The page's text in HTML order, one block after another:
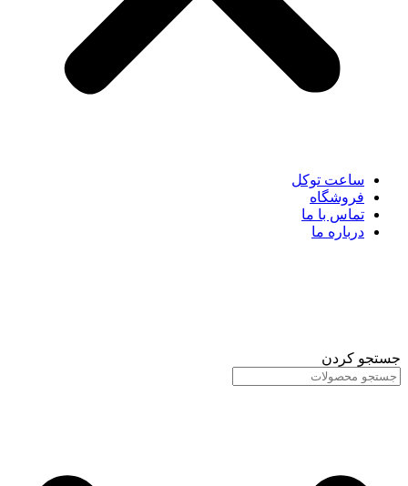
ساعت توکل
فروشگاه
تماس با ما
درباره ما
جستجو کردن